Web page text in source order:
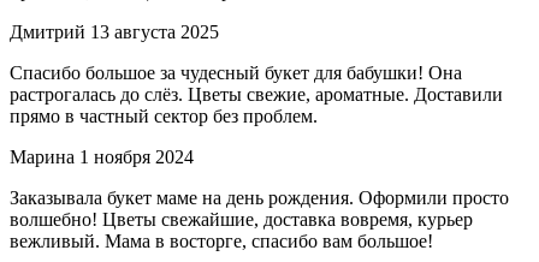
Дмитрий 13 августа 2025
Спасибо большое за чудесный букет для бабушки! Она
растрогалась до слёз. Цветы свежие, ароматные. Доставили
прямо в частный сектор без проблем.
Марина 1 ноября 2024
Заказывала букет маме на день рождения. Оформили просто
волшебно! Цветы свежайшие, доставка вовремя, курьер
вежливый. Мама в восторге, спасибо вам большое!